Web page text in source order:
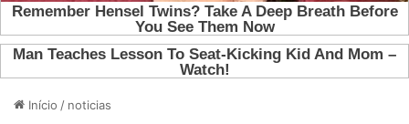
Início / noticias